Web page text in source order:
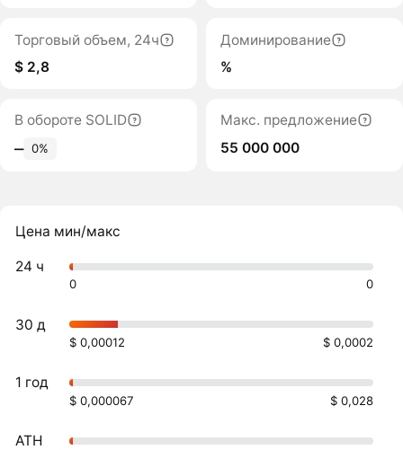
Торговый объем, 24ч
$ 2,8
Доминирование
%
В обороте SOLID
‒ 0%
Макс. предложение
55 000 000
Цена мин/макс
24 ч
0 0
30 д
$ 0,00012 $ 0,0002
1 год
$ 0,000067 $ 0,028
ATH